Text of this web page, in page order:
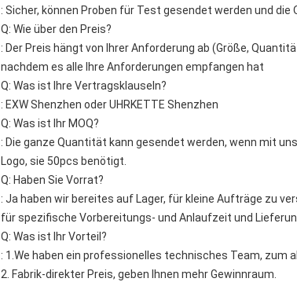
: Sicher, können Proben für Test gesendet werden und die
Q: Wie über den Preis?
: Der Preis hängt von Ihrer Anforderung ab (Größe,
nachdem es alle Ihre Anforderungen empfangen hat
Q: Was ist Ihre Vertragsklauseln?
: EXW Shenzhen oder UHRKETTE Shenzhen
Q: Was ist Ihr MOQ?
: Die ganze Quantität kann gesendet werden, wenn mit
Logo, sie 50pcs benötigt.
Q: Haben Sie Vorrat?
: Ja haben wir bereites auf Lager, für kleine Aufträge zu
für spezifische Vorbereitungs- und Anlaufzeit und
Q: Was ist Ihr Vorteil?
: 1.We haben ein professionelles technisches Team, zum
2. Fabrik-direkter Preis, geben Ihnen mehr Gewinnraum.